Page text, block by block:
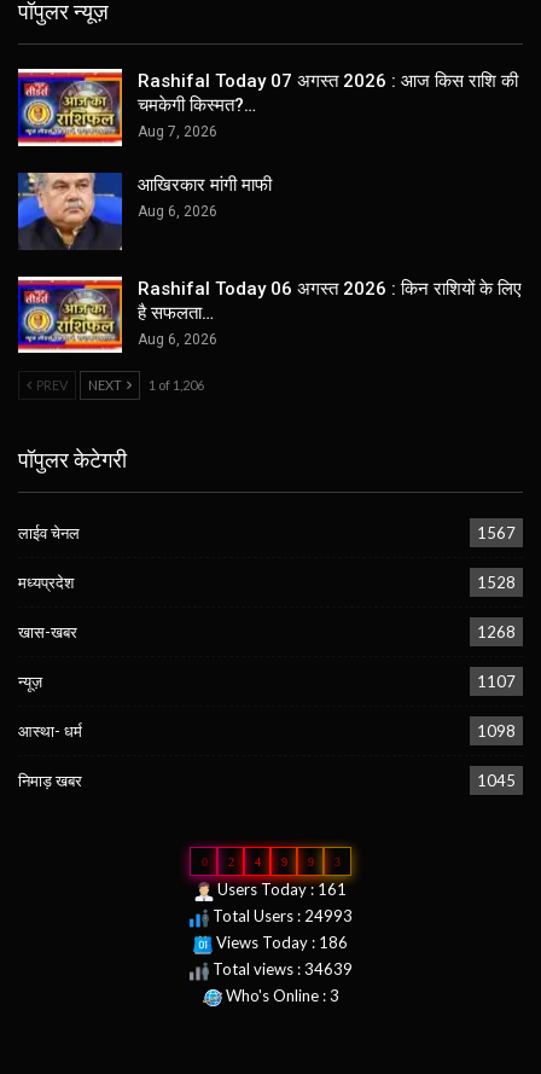
पॉपुलर न्यूज़
Rashifal Today 07 अगस्त 2026 : आज किस राशि की
चमकेगी किस्मत?…
Aug 7, 2026
आखिरकार मांगी माफी
Aug 6, 2026
Rashifal Today 06 अगस्त 2026 : किन राशियों के लिए
है सफलता…
Aug 6, 2026
PREV NEXT 1 of 1,206
पॉपुलर केटेगरी
लाईव चेनल 1567
मध्यप्रदेश 1528
खास-खबर 1268
न्यूज़ 1107
आस्था- धर्म 1098
निमाड़ खबर 1045
0 2 4 9 9 3
Users Today : 161
Total Users : 24993
Views Today : 186
Total views : 34639
Who's Online : 3